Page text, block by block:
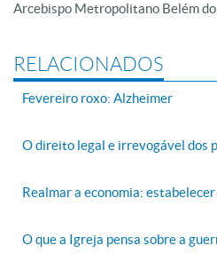
Arcebispo Metropolitano Belém do
RELACIONADOS
Fevereiro roxo: Alzheimer
O direito legal e irrevogável dos
Realmar a economia:
O que a Igreja pensa sobre a